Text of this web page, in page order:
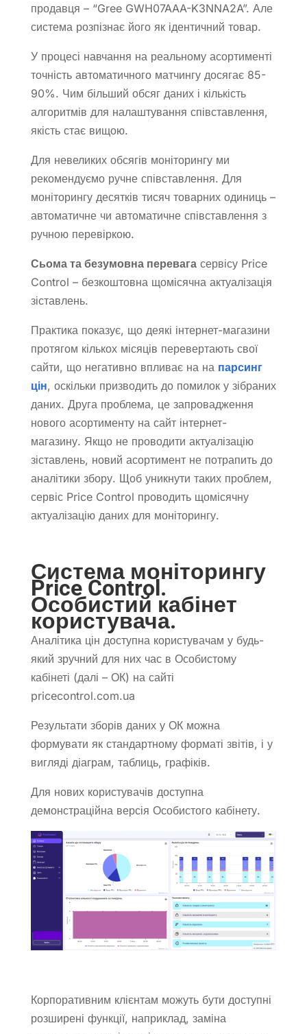
продавця – “Gree GWH07AAA-K3NNA2A”. Але
система розпізнає його як ідентичний товар.
У процесі навчання на реальному асортименті
точність автоматичного матчингу досягає 85-
90%. Чим більший обсяг даних і кількість
алгоритмів для налаштування співставлення,
якість стає вищою.
Для невеликих обсягів моніторингу ми
рекомендуємо ручне співставлення. Для
моніторингу десятків тисяч товарних одиниць –
автоматичне чи автоматичне співставлення з
ручною перевіркою.
Сьома та безумовна перевагасервісу Price
Control – безкоштовна щомісячна актуалізація
зіставлень.
Практика показує, що деякі інтернет-магазини
протягом кількох місяців перевертають свої
сайти, що негативно впливає на на парсинг
цін, оскільки призводить до помилок у зібраних
даних. Друга проблема, це запровадження
нового асортименту на сайт інтернет-
магазину. Якщо не проводити актуалізацію
зіставлень, новий асортимент не потрапить до
аналітики збору. Щоб уникнути таких проблем,
сервіс Price Control проводить щомісячну
актуалізацію даних для моніторингу.
Система моніторингу
Price Control.
Особистий кабінет
користувача.
Аналітика цін доступна користувачам у будь-
який зручний для них час в Особистому
кабінеті (далі – ОК) на сайті
pricecontrol.com.ua
Результати зборів даних у ОК можна
формувати як стандартному форматі звітів, і у
вигляді діаграм, таблиць, графіків.
Для нових користувачів доступна
демонстраційна версія Особистого кабінету.
Корпоративним клієнтам можуть бути доступні
розширені функції, наприклад, заміна